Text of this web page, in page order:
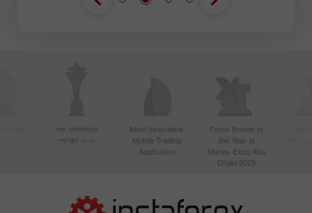
সেরা অ্যাফিলিয়েট
প্রোগ্রাম ২০২০
Most Innovative
Mobile Trading
Application
Forex Broker of
the Year at
Money Expo Abu
Dhabi 2025